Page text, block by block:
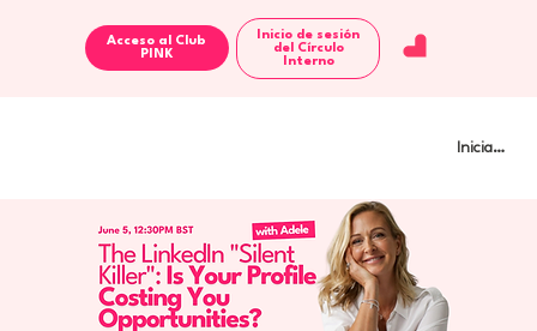
Iniciar
Acceso al Club
Inicio de sesión
del Círculo
Interno